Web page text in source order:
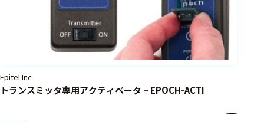
Epitel Inc
トランスミッタ専用アクティベータ – EPOCH-ACTI